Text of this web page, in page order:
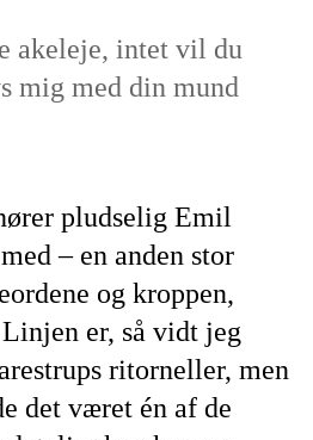
akeleje, intet vil du
mig med din mund
pludselig Emil
– en anden stor
og kroppen,
Linjen er, så vidt jeg
ritorneller, men
det været én af de